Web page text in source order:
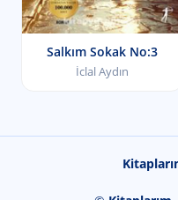
Salkım Sokak No:3
İclal Aydın